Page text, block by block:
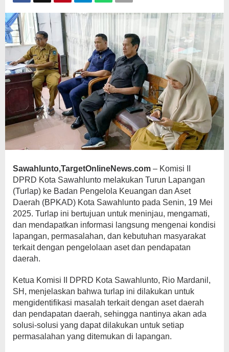
dan
Pendapatan
Sawahlunto,TargetOnlineNews.com – Komisi II
DPRD Kota Sawahlunto melakukan Turun Lapangan
(Turlap) ke Badan Pengelola Keuangan dan Aset
Daerah (BPKAD) Kota Sawahlunto pada Senin, 19 Mei
2025. Turlap ini bertujuan untuk meninjau, mengamati,
dan mendapatkan informasi langsung mengenai kondisi
lapangan, permasalahan, dan kebutuhan masyarakat
terkait dengan pengelolaan aset dan pendapatan
daerah.
Ketua Komisi II DPRD Kota Sawahlunto, Rio Mardanil,
SH, menjelaskan bahwa turlap ini dilakukan untuk
mengidentifikasi masalah terkait dengan aset daerah
dan pendapatan daerah, sehingga nantinya akan ada
solusi-solusi yang dapat dilakukan untuk setiap
permasalahan yang ditemukan di lapangan.